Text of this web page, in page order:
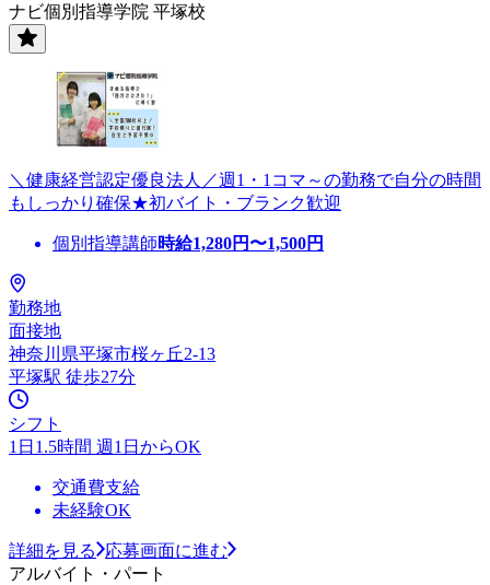
ナビ個別指導学院 平塚校
＼健康経営認定優良法人／週1・1コマ～の勤務で自分の時間
もしっかり確保★初バイト・ブランク歓迎
個別指導講師時給1,280円〜1,500円
勤務地
面接地
神奈川県平塚市桜ヶ丘2-13
平塚駅 徒歩27分
シフト
1日1.5時間 週1日からOK
交通費支給
未経験OK
詳細を見る
応募画面に進む
アルバイト・パート